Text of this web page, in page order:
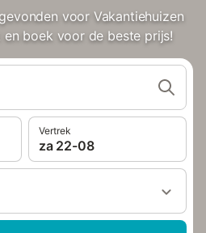
voor Vakantiehuizen
boek voor de beste prijs!
Vertrek
za 22-08